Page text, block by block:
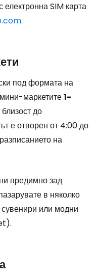
електронна SIM карта
.
под формата на
маркетите1-
до
е отворен от 4:00 до
на
предимно зад
в няколко
или модни